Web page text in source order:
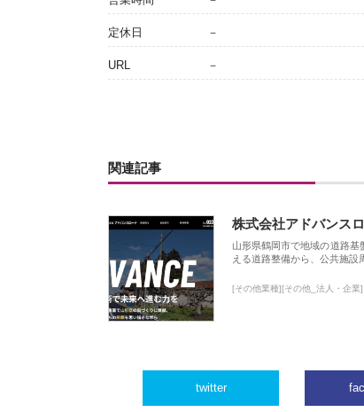
定休日 －
URL －
関連記事
株式会社アドバンス
山形県鶴岡市で地域の道路
える道路整備から、公共施
[その他業種][その他_法人・企業]
twitter